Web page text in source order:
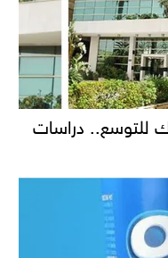
للتوسع.. دراسات